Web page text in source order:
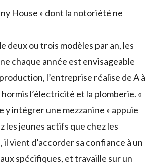
House » dont la notoriété ne
deux ou trois modèles par an, les
chaque année est envisageable
l’entreprise réalise de A à
l’électricité et la plomberie. «
y intégrer une mezzanine » appuie
les jeunes actifs que chez les
vient d’accorder sa confiance à un
spécifiques, et travaille sur un